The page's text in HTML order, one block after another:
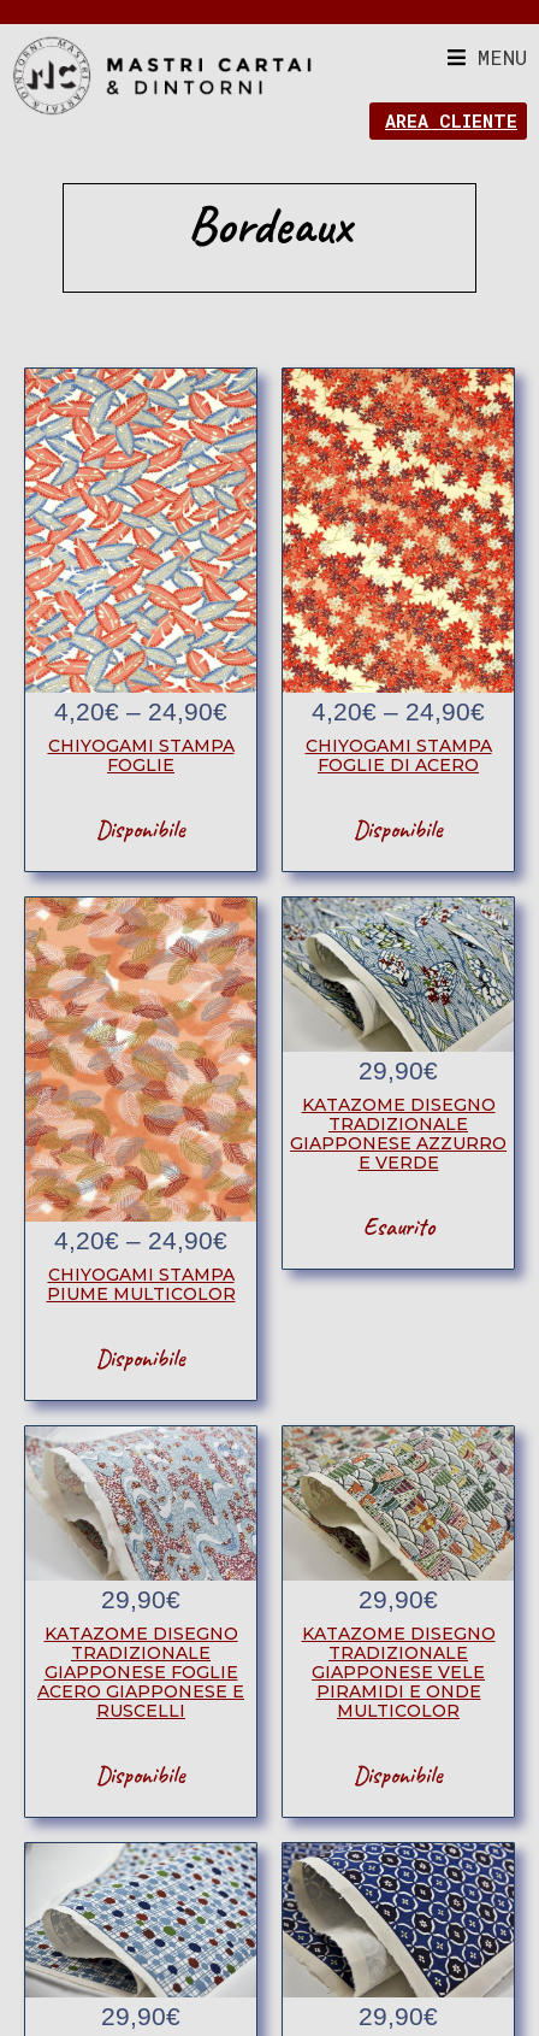
MENU
AREA CLIENTE
Bordeaux
4,20€ – 24,90€
CHIYOGAMI STAMPA
FOGLIE
Disponibile
4,20€ – 24,90€
CHIYOGAMI STAMPA
FOGLIE DI ACERO
Disponibile
4,20€ – 24,90€
CHIYOGAMI STAMPA
PIUME MULTICOLOR
Disponibile
29,90€
KATAZOME DISEGNO
TRADIZIONALE
GIAPPONESE AZZURRO
E VERDE
Esaurito
29,90€
KATAZOME DISEGNO
TRADIZIONALE
GIAPPONESE FOGLIE
ACERO GIAPPONESE E
RUSCELLI
Disponibile
29,90€
KATAZOME DISEGNO
TRADIZIONALE
GIAPPONESE VELE
PIRAMIDI E ONDE
MULTICOLOR
Disponibile
29,90€ 29,90€